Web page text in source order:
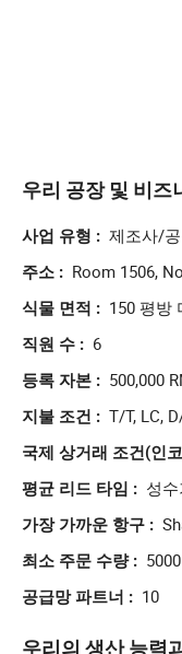
우리 공장 및 비즈
사업 유형 제조사/
주소 Room 1506,
식물 면적 150 평방
직원 수 6
등록 자본 500,000
지불 조건 T/T, LC,
국제 상거래 조건(인
평균 리드 타임 성
가장 가까운 항구
최소 주문 수량
공급망 파트너 10
우리의 생산 능력